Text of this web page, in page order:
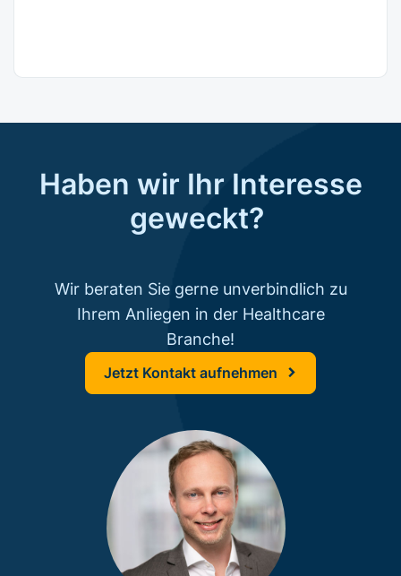
Haben wir Ihr Interesse
geweckt?
Wir beraten Sie gerne unverbindlich zu
Ihrem Anliegen in der Healthcare
Branche!
Jetzt Kontakt aufnehmen